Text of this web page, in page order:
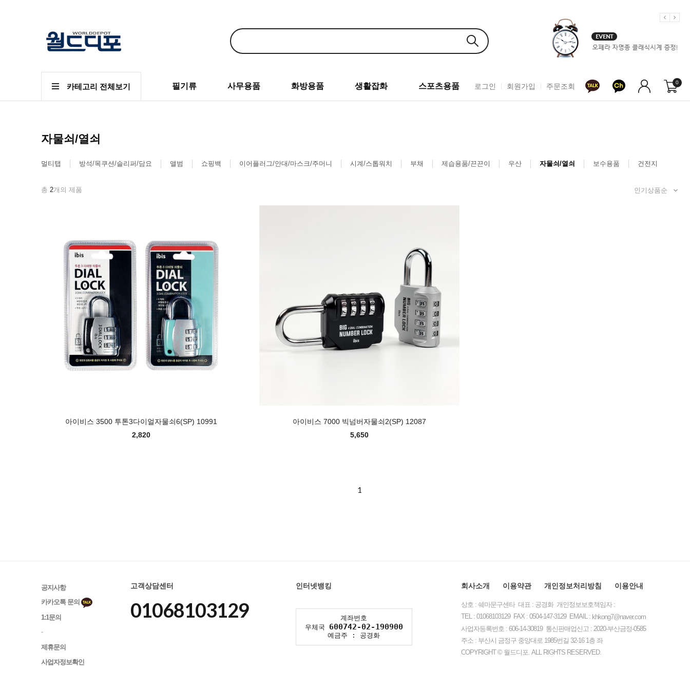
카테고리 전체보기 필기류 사무용품 화방용품 생활잡화 스포츠용품 로그인 회원가입 주문조회 0
자물쇠/열쇠
멀티탭 방석/목쿠션/슬리퍼/담요 앨범 쇼핑백 이어플러그/안대/마스크/주머니 시계/스톱워치 부채 제습용품/끈끈이 우산 자물쇠/열쇠 보수용품 건전지
총 2개의 제품
아이비스 3500 투톤3다이얼자물쇠6(SP) 10991
2,820
아이비스 7000 빅넘버자물쇠2(SP) 12087
5,650
1
공지사항
카카오톡 문의
1:1문의
-
제휴문의
사업자정보확인
고객상담센터
01068103129
인터넷뱅킹
계좌번호
우체국 600742-02-190900
예금주 : 공경화
회사소개 이용약관 개인정보처리방침 이용안내
상호 : 쉐마문구센타 대표 : 공경화 개인정보보호책임자 :
TEL : 01068103129 FAX : 0504-147-3129 EMAIL : khkong7@naver.com
사업자등록번호 : 606-14-30819 통신판매업신고 : 2020-부산금정-0585
주소 : 부산시 금정구 중앙대로 1985번길 32-16 1층 좌
COPYRIGHT © 월드디포. ALL RIGHTS RESERVED.